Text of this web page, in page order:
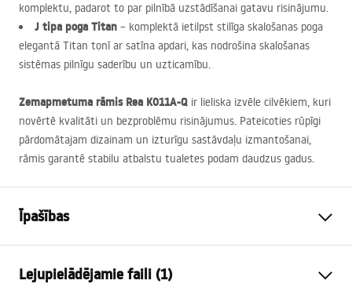
komplektu, padarot to par pilnībā uzstādīšanai gatavu risinājumu.
J tipa poga Titan – komplektā ietilpst stilīga skalošanas poga
elegantā Titan tonī ar satīna apdari, kas nodrošina skalošanas
sistēmas pilnīgu saderību un uzticamību.
Zemapmetuma rāmis Rea K011A-Q ir lieliska izvēle cilvēkiem, kuri
novērtē kvalitāti un bezproblēmu risinājumus. Pateicoties rūpīgi
pārdomātajam dizainam un izturīgu sastāvdaļu izmantošanai,
rāmis garantē stabilu atbalstu tualetes podam daudzus gadus.
Īpašības
Modelis
Lejupielādējamie faili (1)